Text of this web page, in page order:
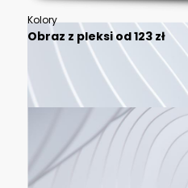
Kolory
Obraz z pleksi od 123 zł